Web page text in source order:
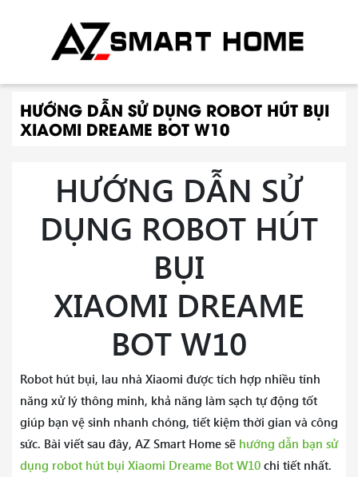
HƯỚNG DẪN SỬ DỤNG ROBOT HÚT BỤI
XIAOMI DREAME BOT W10
HƯỚNG DẪN SỬ
DỤNG ROBOT HÚT
BỤI
XIAOMI DREAME
BOT W10
Robot hút bụi, lau nhà Xiaomi được tích hợp nhiều tính
năng xử lý thông minh, khả năng làm sạch tự động tốt
giúp bạn vệ sinh nhanh chóng, tiết kiệm thời gian và công
sức. Bài viết sau đây, AZ Smart Home sẽ hướng dẫn bạn sử
dụng robot hút bụi Xiaomi Dreame Bot W10 chi tiết nhất.